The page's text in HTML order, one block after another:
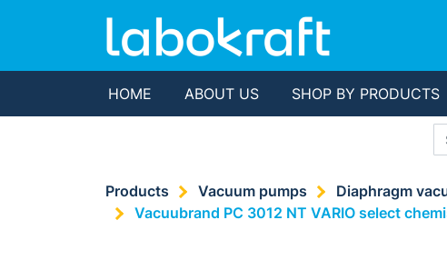
HOME ABOUT US SHOP BY PRODUCTS
Products Vacuum pumps Diaphragm
Vacuubrand PC 3012 NT VARIO select